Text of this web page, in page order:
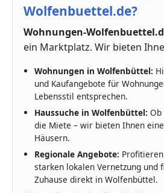
Wolfenbuettel.de?
Wohnungen-
ein Marktplatz. Wir bieten
Wohnungen in Wolfenbüttel:
und Kaufangebote für
Lebensstil entsprechen.
Haussuche in Wolfenbüttel: Ob
die Miete – wir bieten Ihnen
Häusern.
Regionale Angebote:
starken lokalen Vernetzung und
Zuhause direkt in Wolfenbüttel.